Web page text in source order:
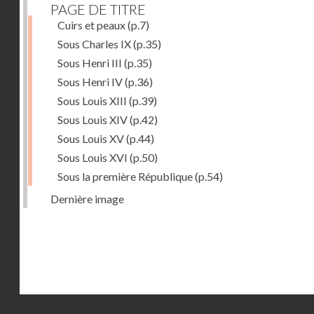
PAGE DE TITRE
Cuirs et peaux(p.7)
Sous Charles IX(p.35)
Sous Henri III (p.35)
Sous Henri IV(p.36)
Sous Louis XIII (p.39)
Sous Louis XIV(p.42)
Sous Louis XV(p.44)
Sous Louis XVI (p.50)
Sous la première République(p.54)
Dernière image